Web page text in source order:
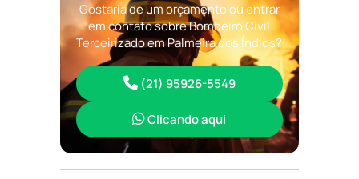
Gostaria de um orçamento ou entrar
em contato sobre Bombeiro Civil
Terceirizado em Palmeira dos Índios?
(21) 95926-5549
Clicando aqui